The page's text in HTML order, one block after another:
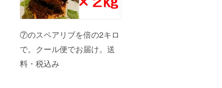
⑦のスペアリブを倍の2キロ
で。クール便でお届け。送
料・税込み